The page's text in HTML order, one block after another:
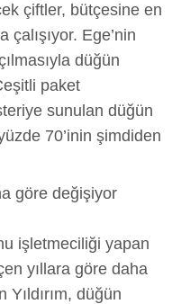
çiftler, bütçesine en
Ege’nin
düğün
paket
sunulan düğün
70’inin şimdiden
göre değişiyor
işletmeciliği yapan
yıllara göre daha
düğün